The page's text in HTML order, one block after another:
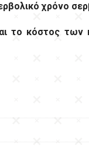
χρόνο
το κόστος των